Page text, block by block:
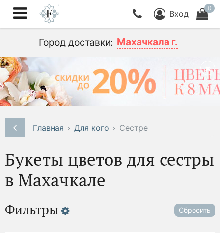
Вход
0
Город доставки: Махачкала г.
Главная Для кого Сестре
Букеты цветов для сестры
в Махачкале
Фильтры Сбросить